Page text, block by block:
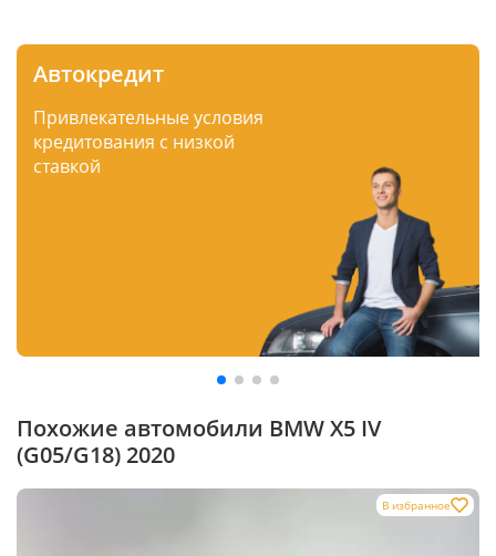
Автокредит
Привлекательные условия
кредитования с низкой
ставкой
Похожие автомобили BMW X5 IV
(G05/G18) 2020
В избранное